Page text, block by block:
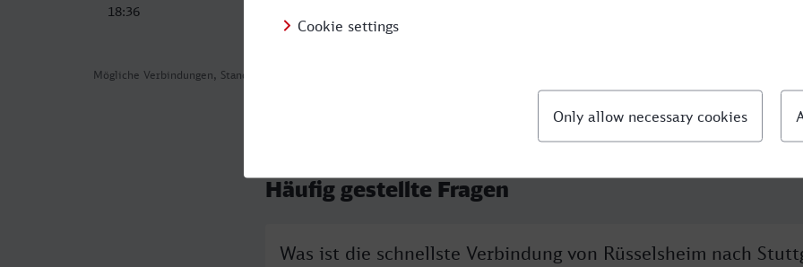
Mögliche Verbindungen, Stand: 2026-08-05 04:44
18:36
Häufig gestellte Fragen
Was ist die schnellste Verbindung von Rüsselsheim nach